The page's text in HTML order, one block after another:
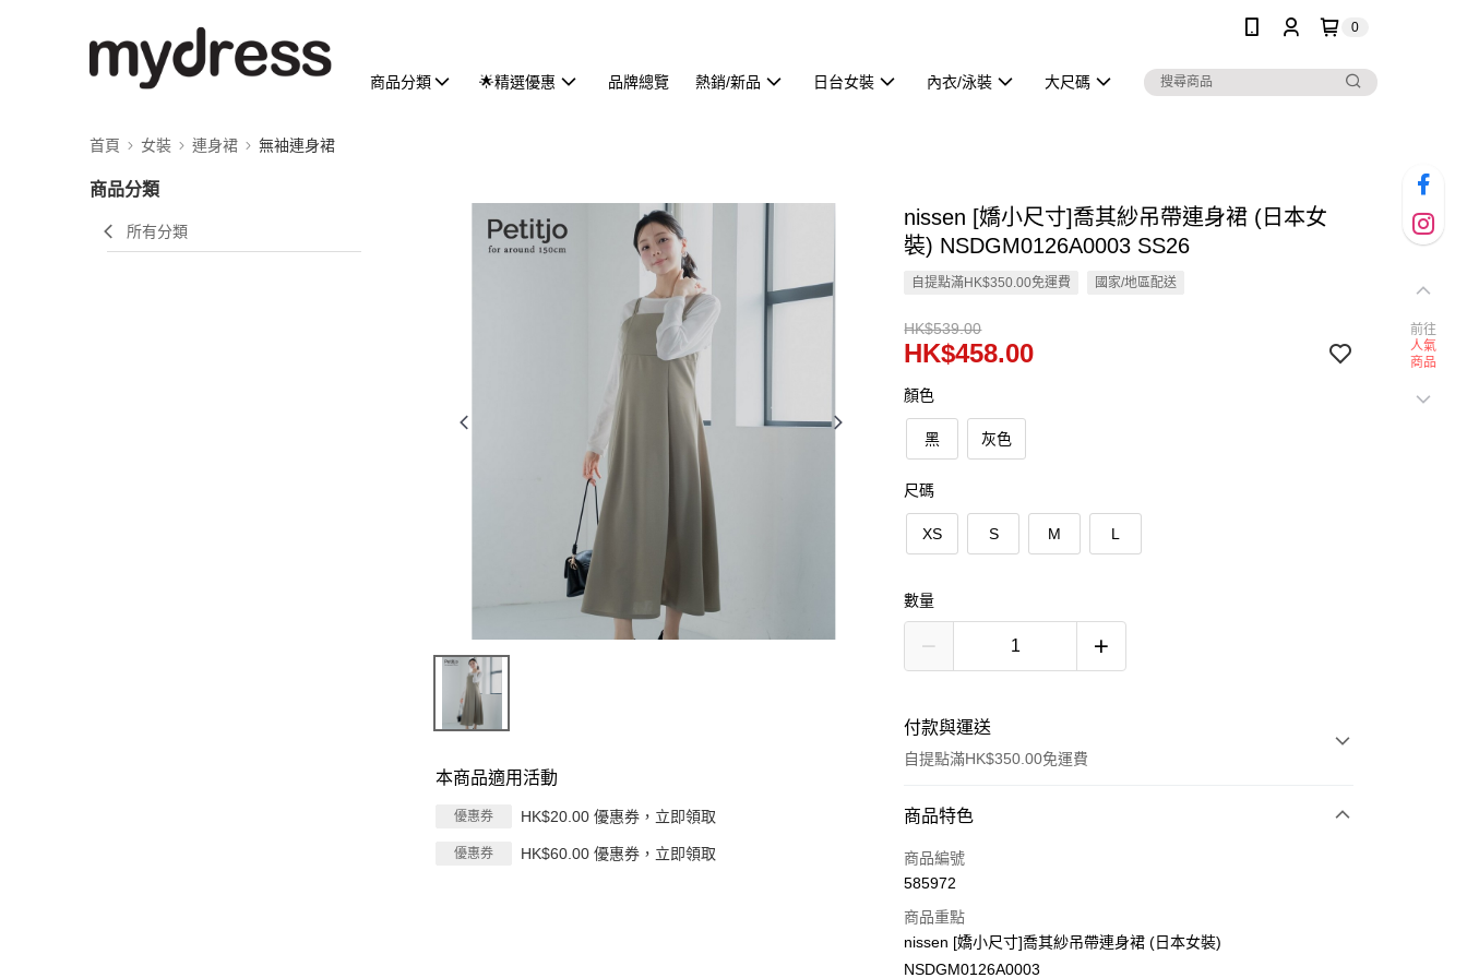
0
商品分類 🌟精選優惠 品牌總覽 熱銷/新品 日台女裝 內衣/泳裝 大尺碼
首頁 女裝 連身裙 無袖連身裙
商品分類
所有分類
本商品適用活動
優惠券 HK$20.00 優惠券，立即領取
優惠券 HK$60.00 優惠券，立即領取
nissen [嬌小尺寸]喬其紗吊帶連身裙 (日本女
裝) NSDGM0126A0003 SS26
自提點滿HK$350.00免運費 國家/地區配送
HK$539.00
HK$458.00
顏色
黑 灰色
尺碼
XS S M L
數量
付款與運送
自提點滿HK$350.00免運費
付款方式
信用卡
AlipayHK
商品特色
商品編號
585972
商品重點
nissen [嬌小尺寸]喬其紗吊帶連身裙 (日本女裝)
NSDGM0126A0003
前往
人氣
商品